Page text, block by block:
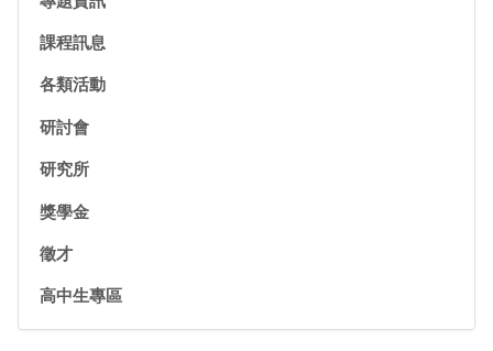
課程訊息
各類活動
研討會
研究所
獎學金
徵才
高中生專區